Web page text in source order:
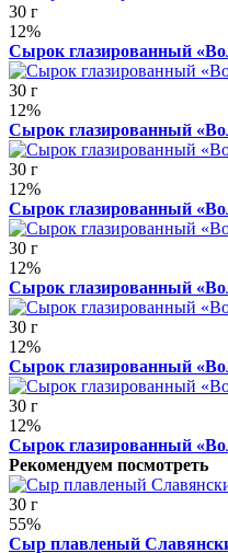
30 г
12%
Сырок глазированный
30 г
12%
Сырок глазированный
30 г
12%
Сырок глазированный
30 г
12%
Сырок глазированный
30 г
12%
Сырок глазированный
30 г
12%
Сырок глазированный
Рекомендуем посмотреть
30 г
55%
Сыр плавленый